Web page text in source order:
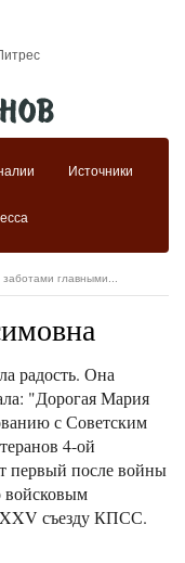
Источники
главными...
радость. Она
"Дорогая Мария
с Советским
4-ой
первый после войны
войсковым
съезду КПСС.